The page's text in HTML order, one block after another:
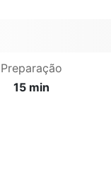
Preparação
15 min